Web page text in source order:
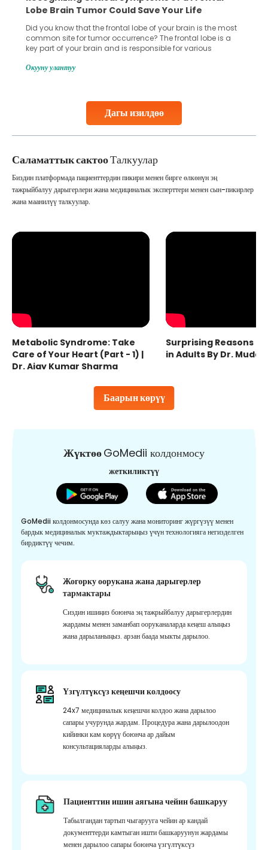
Дагы изилдөө
Lobe Brain Tumor Could Save Your Life
Did you know that the frontal lobe of your brain is the most
common site for tumor occurrence? The frontal lobe is a
key part of your brain and is responsible for various
harm to it can lead to serious complications. However, with
Окууну улантуу
Саламаттык сактооТалкуулар
Баарын көрүү
Биздин платформада пациенттердин пикири менен бирге өлкөнүн эң
тажрыйбалуу дарыгерлери жана медициналык эксперттери менен сын-пикирлер
жана маанилүү талкуулар.
Metabolic Syndrome: Take
Care of Your Heart (Part - 1) |
Dr. Ajay Kumar Sharma
Surprising Reasons
in Adults By Dr.
ЖүктөөGoMedii колдонмосу
жеткиликтүү
GoMedii колдонмосунда көз салуу жана мониторинг жүргүзүү менен
бардык медициналык муктаждыктарыңыз үчүн технологияга негизделген
бирдиктүү чечим.
Жогорку оорукана жана дарыгерлер
тармактары
Сиздин ишиңиз боюнча эң тажрыйбалуу дарыгерлердин
жардамы менен заманбап ооруканаларда кеңеш алыңыз
жана дарыланыңыз. арзан баада мыкты дарылоо.
Үзгүлтүксүз кеңешчи колдоосу
24x7 медициналык кеңешчи колдоо жана дарылоо
сапары учурунда жардам. Процедура жана дарылоодон
кийинки кам көрүү боюнча ар дайым
консультацияларды алыңыз.
Пациенттин ишин аягына чейин башкаруу
Табылгандан тартып чыгарууга чейин ар кандай
документтерди камтыган ишти башкаруунун жардамы
менен дарылоо сапары боюнча үзгүлтүксүз